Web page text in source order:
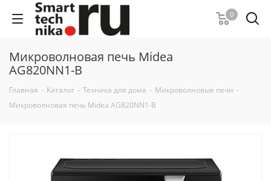
0
Микроволновая печь Midea
AG820NN1-B
Главная - Каталог - Техника для дома - Микроволновые печи -
Микроволновая печь Midea AG820NN1-B